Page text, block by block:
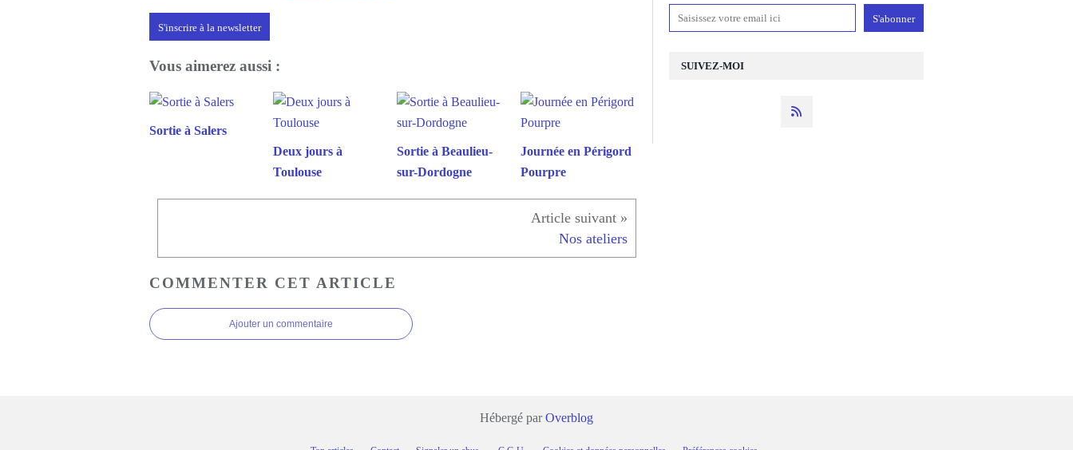
S'inscrire à la newsletter
Vous aimerez aussi :
Sortie à Salers
Deux jours à
Toulouse
Sortie à Beaulieu-
sur-Dordogne
Journée en Périgord
Pourpre
Nos ateliers
COMMENTER CET ARTICLE
Ajouter un commentaire
SUIVEZ-MOI
Hébergé parOverblog